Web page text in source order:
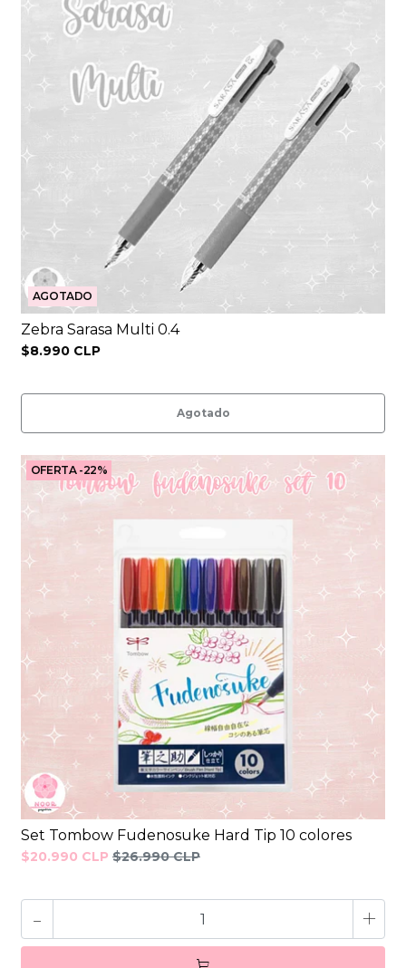
AGOTADO
Zebra Sarasa Multi 0.4
$8.990 CLP
Agotado
OFERTA -22%
Set Tombow Fudenosuke Hard Tip 10 colores
$20.990 CLP $26.990 CLP
- +